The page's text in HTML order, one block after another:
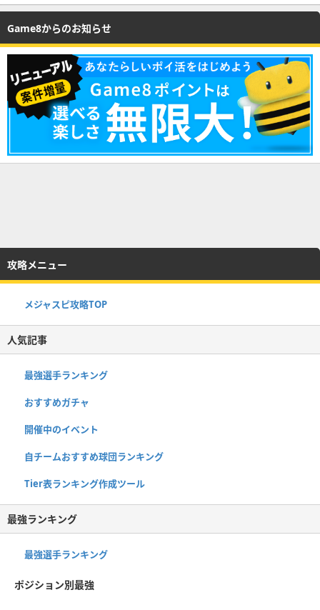
Game8からのお知らせ
攻略メニュー
メジャスピ攻略TOP
人気記事
最強選手ランキング
おすすめガチャ
開催中のイベント
自チームおすすめ球団ランキング
Tier表ランキング作成ツール
最強ランキング
最強選手ランキング
ポジション別最強